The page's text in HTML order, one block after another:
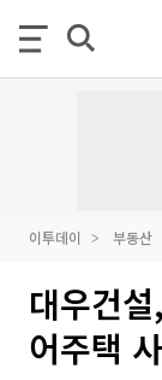
이투데이 부동산
대우건
어주택